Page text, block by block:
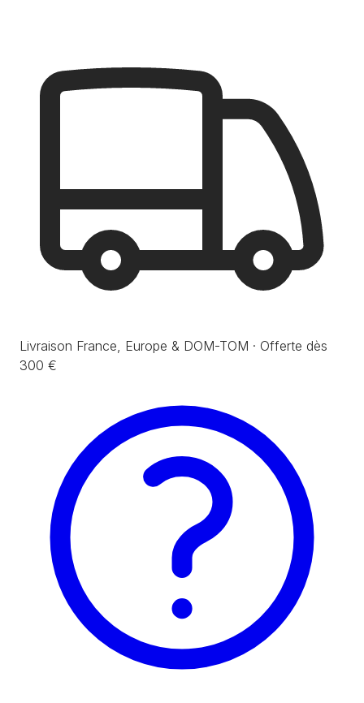
Livraison France, Europe & DOM-TOM · Offerte dès
300 €